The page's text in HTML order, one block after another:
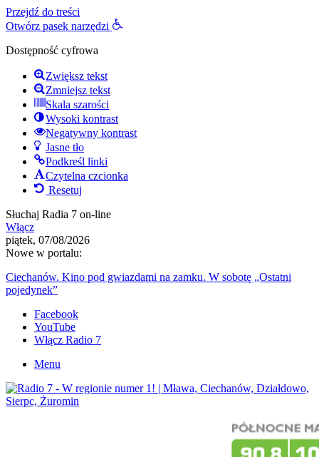
Przejdź do treści
Otwórz pasek narzędzi
Dostępność cyfrowa
Zwiększ tekst
Zmniejsz tekst
Skala szarości
Wysoki kontrast
Negatywny kontrast
Jasne tło
Podkreśl linki
Czytelna czcionka
Resetuj
Słuchaj Radia 7 on-line
Włącz
piątek, 07/08/2026
Nowe w portalu:
Ciechanów. Kino pod gwiazdami na zamku. W sobotę „Ostatni
pojedynek”
Facebook
YouTube
Włącz Radio 7
Menu